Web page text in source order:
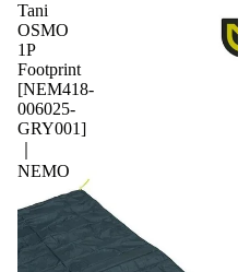
Tani
OSMO
1P
Footprint
[NEM418-
006025-
GRY001]
NEMO